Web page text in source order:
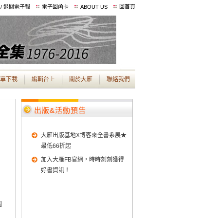
退閱電子報 電子回函卡 ABOUT US 回首頁
下載 編輯台上 關於大雁 聯絡我們
出版&活動預告
大雁出版基地X博客來全書系展★
最低66折起
加入大雁FB官網，時時刻刻獲得
好書資訊！